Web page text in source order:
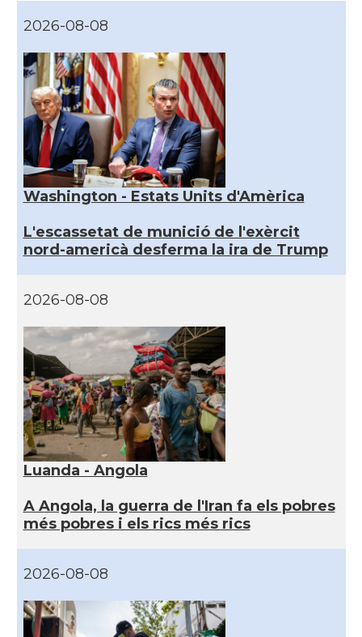
2026-08-08
Washington - Estats Units d'Amèrica
L'escassetat de munició de l'exèrcit
nord-americà desferma la ira de Trump
2026-08-08
Luanda - Angola
A Angola, la guerra de l'Iran fa els pobres
més pobres i els rics més rics
2026-08-08